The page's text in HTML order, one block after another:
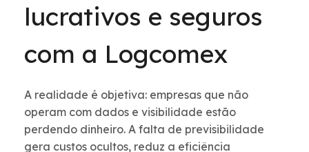
lucrativos e seguros
com a Logcomex
A realidade é objetiva: empresas que não
operam com dados e visibilidade estão
perdendo dinheiro. A falta de previsibilidade
gera custos ocultos, reduz a eficiência